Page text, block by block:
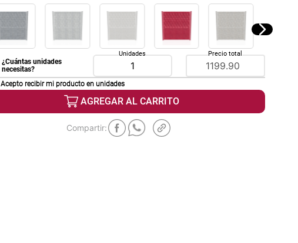
¿Cuántas unidades
necesitas?
Unidades Precio total
Acepto recibir mi producto en unidades
AGREGAR AL CARRITO